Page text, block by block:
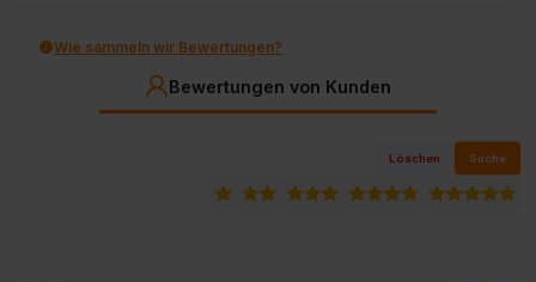
Wie sammeln wir Bewertungen?
Bewertungen von Kunden
Löschen Suche